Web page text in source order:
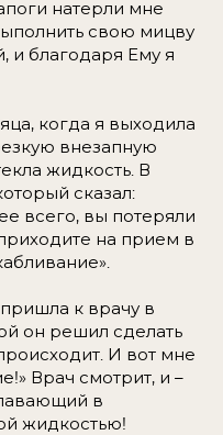
натерли мне
свою мицву
и благодаря Ему я
когда я выходила
внезапную
жидкость. В
сказал:
всего, вы потеряли
на прием в
к врачу в
он решил сделать
И вот мне
Врач смотрит, и –
в
жидкостью!